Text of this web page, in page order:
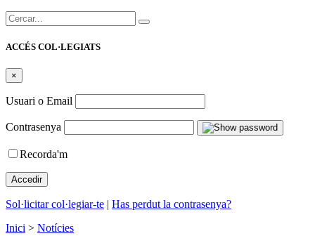
Cercar:
ACCÉS COL·LEGIATS
×
Usuari o Email
Contrasenya
Recorda'm
Sol·licitar col·legiar-te | Has perdut la contrasenya?
Inici > Notícies